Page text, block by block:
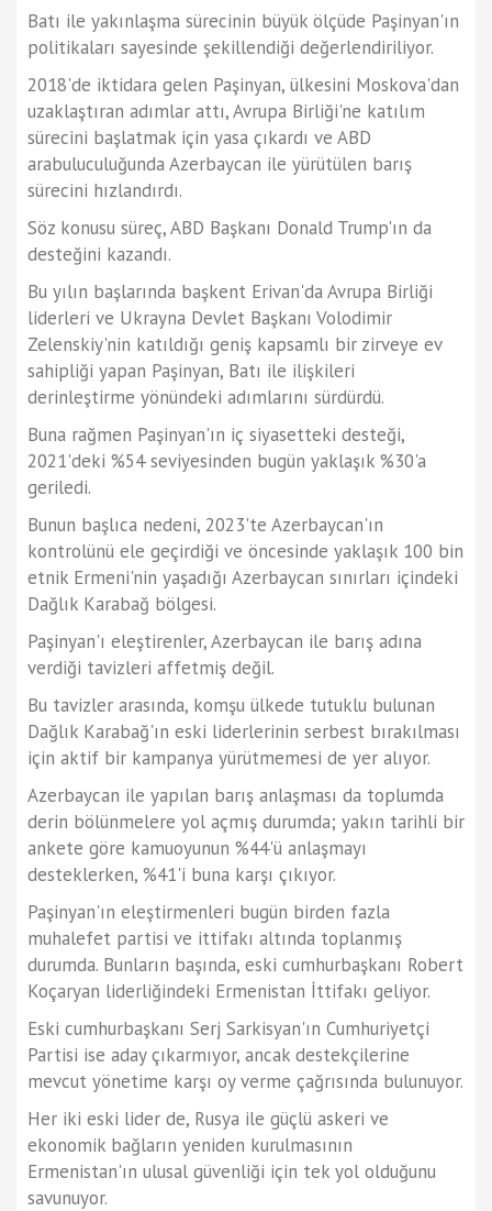
Batı ile yakınlaşma sürecinin büyük ölçüde Paşinyan'ın
politikaları sayesinde şekillendiği değerlendiriliyor.
2018'de iktidara gelen Paşinyan, ülkesini Moskova'dan
uzaklaştıran adımlar attı, Avrupa Birliği'ne katılım
sürecini başlatmak için yasa çıkardı ve ABD
arabuluculuğunda Azerbaycan ile yürütülen barış
sürecini hızlandırdı.
Söz konusu süreç, ABD Başkanı Donald Trump'ın da
desteğini kazandı.
Bu yılın başlarında başkent Erivan'da Avrupa Birliği
liderleri ve Ukrayna Devlet Başkanı Volodimir
Zelenskiy'nin katıldığı geniş kapsamlı bir zirveye ev
sahipliği yapan Paşinyan, Batı ile ilişkileri
derinleştirme yönündeki adımlarını sürdürdü.
Buna rağmen Paşinyan'ın iç siyasetteki desteği,
2021'deki %54 seviyesinden bugün yaklaşık %30'a
geriledi.
Bunun başlıca nedeni, 2023'te Azerbaycan'ın
kontrolünü ele geçirdiği ve öncesinde yaklaşık 100 bin
etnik Ermeni'nin yaşadığı Azerbaycan sınırları içindeki
Dağlık Karabağ bölgesi.
Paşinyan'ı eleştirenler, Azerbaycan ile barış adına
verdiği tavizleri affetmiş değil.
Bu tavizler arasında, komşu ülkede tutuklu bulunan
Dağlık Karabağ'ın eski liderlerinin serbest bırakılması
için aktif bir kampanya yürütmemesi de yer alıyor.
Azerbaycan ile yapılan barış anlaşması da toplumda
derin bölünmelere yol açmış durumda; yakın tarihli bir
ankete göre kamuoyunun %44'ü anlaşmayı
desteklerken, %41'i buna karşı çıkıyor.
Paşinyan'ın eleştirmenleri bugün birden fazla
muhalefet partisi ve ittifakı altında toplanmış
durumda. Bunların başında, eski cumhurbaşkanı Robert
Koçaryan liderliğindeki Ermenistan İttifakı geliyor.
Eski cumhurbaşkanı Serj Sarkisyan'ın Cumhuriyetçi
Partisi ise aday çıkarmıyor, ancak destekçilerine
mevcut yönetime karşı oy verme çağrısında bulunuyor.
Her iki eski lider de, Rusya ile güçlü askeri ve
ekonomik bağların yeniden kurulmasının
Ermenistan'ın ulusal güvenliği için tek yol olduğunu
savunuyor.